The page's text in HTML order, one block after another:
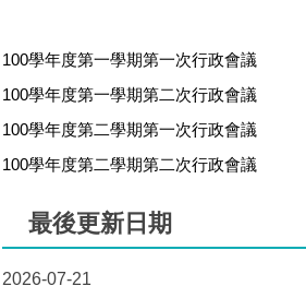
100學年度第一學期第一次行政會議
100學年度第一學期第二次行政會議
100學年度第二學期第一次行政會議
100學年度第二學期第二次行政會議
最後更新日期
2026-07-21